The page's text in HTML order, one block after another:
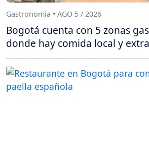
Gastronomía • AGO 5 / 2026
Bogotá cuenta con 5 zonas
donde hay comida local y